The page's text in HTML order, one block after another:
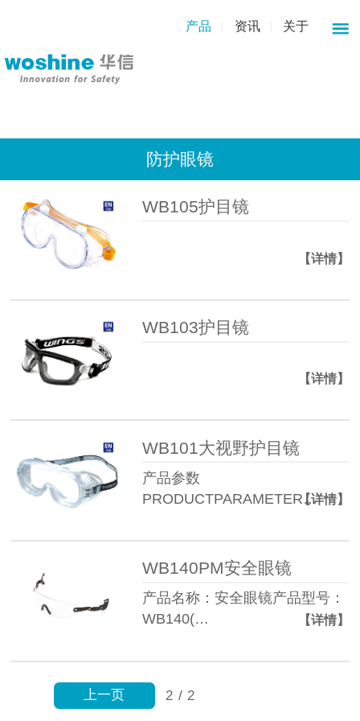
产品 资讯 关于
防护眼镜
WB105护目镜
【详情】
WB103护目镜
【详情】
WB101大视野护目镜
产品参数
PRODUCTPARAMETER…【详情】
WB140PM安全眼镜
产品名称：安全眼镜产品型号：
WB140(…
【详情】
2 / 2
上一页